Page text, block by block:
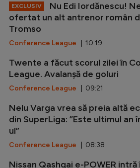
EXCLUSIV
Nu Edi Iordănescu!
ofertat un alt antrenor român
Tromso
Conference League | 10:19
Twente a făcut scorul zilei în
League. Avalanșă de goluri
Conference League | 09:21
Nelu Varga vrea să preia altă
din SuperLiga: ”Este ultimul an
ul”
Conference League | 08:38
Nissan Qashqai e-POWER